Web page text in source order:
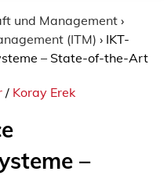
und Management ›
(ITM) › IKT-
– State-of-the-Art
/ Koray Erek
–